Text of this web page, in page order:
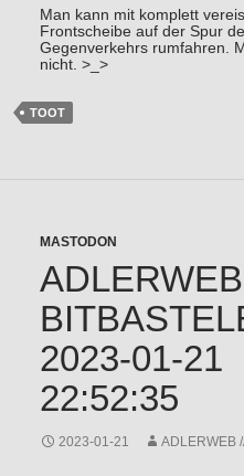
Man kann mit komplett
Frontscheibe auf der Spur
Gegenverkehrs rumfahren.
nicht. >_>
TOOT
MASTODON
2023-01-21
22:52:35
2023-01-21 ADLERWEB